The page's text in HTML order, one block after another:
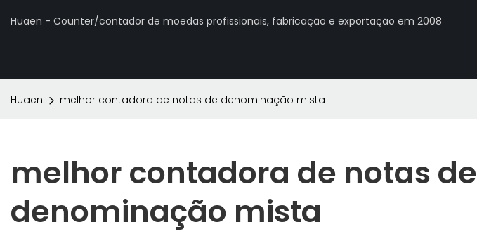
Huaen - Counter/contador de moedas profissionais, fabricação e exportação em 2008
Huaen melhor contadora de notas de denominação mista
melhor contadora de notas de
denominação mista